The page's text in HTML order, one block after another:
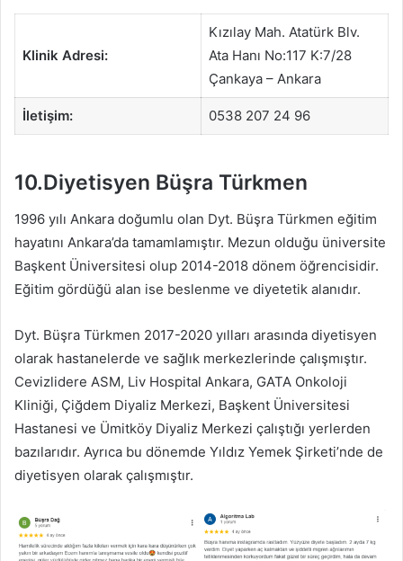
Klinik Adresi:
Kızılay Mah. Atatürk Blv.
Ata Hanı No:117 K:7/28
Çankaya – Ankara
İletişim: 0538 207 24 96
10.Diyetisyen Büşra Türkmen
1996 yılı Ankara doğumlu olan Dyt. Büşra Türkmen eğitim
hayatını Ankara’da tamamlamıştır. Mezun olduğu üniversite
Başkent Üniversitesi olup 2014-2018 dönem öğrencisidir.
Eğitim gördüğü alan ise beslenme ve diyetetik alanıdır.
Dyt. Büşra Türkmen 2017-2020 yılları arasında diyetisyen
olarak hastanelerde ve sağlık merkezlerinde çalışmıştır.
Cevizlidere ASM, Liv Hospital Ankara, GATA Onkoloji
Kliniği, Çiğdem Diyaliz Merkezi, Başkent Üniversitesi
Hastanesi ve Ümitköy Diyaliz Merkezi çalıştığı yerlerden
bazılarıdır. Ayrıca bu dönemde Yıldız Yemek Şirketi’nde de
diyetisyen olarak çalışmıştır.